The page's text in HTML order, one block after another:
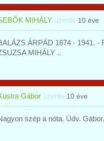
MIHÁLY üzente 10 éve
ÁRPÁD 1874 - 1941. -
MIHÁLY ..
Gábor üzente 10 éve
szép a nóta. Üdv. Gábor.